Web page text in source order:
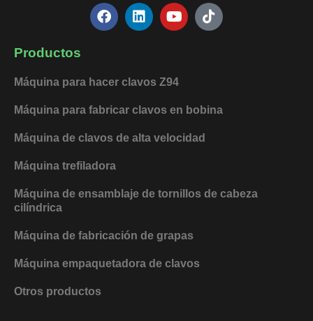
F
a
o
k
L
i
d
n
Y
o
b
T
i
Productos
Máquina para hacer clavos Z94
Máquina para fabricar clavos en bobina
Máquina de clavos de alta velocidad
Máquina trefiladora
Máquina de ensamblaje de tornillos de cabeza
cilíndrica
Máquina de fabricación de grapas
Máquina empaquetadora de clavos
Otros productos